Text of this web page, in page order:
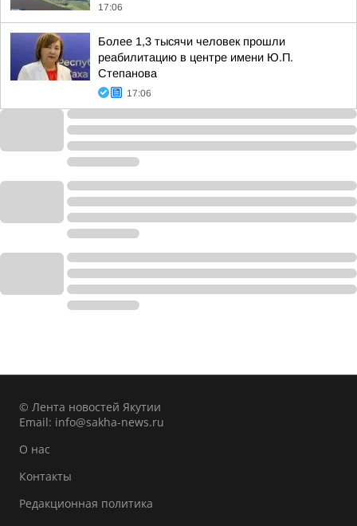
17:06
Более 1,3 тысячи человек прошли
реабилитацию в центре имени Ю.П.
Степанова
17:06
© Лента новостей Якутии
Email: info@sakha-news.ru
О нас
Контакты
Редакционная политика